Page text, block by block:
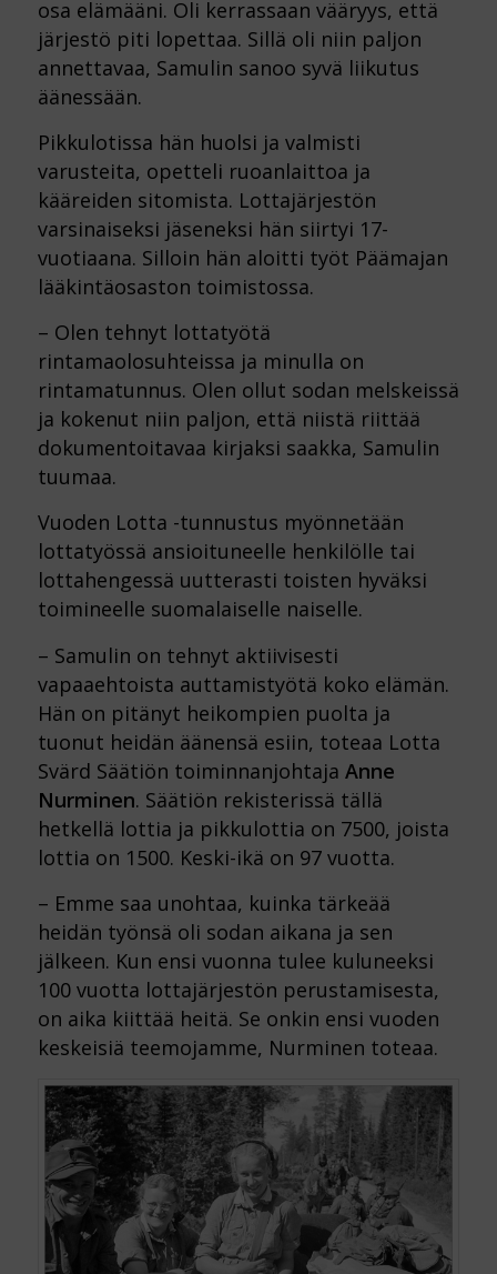
osa elämääni. Oli kerrassaan vääryys, että
järjestö piti lopettaa. Sillä oli niin paljon
annettavaa, Samulin sanoo syvä liikutus
äänessään.
Pikkulotissa hän huolsi ja valmisti
varusteita, opetteli ruoanlaittoa ja
kääreiden sitomista. Lottajärjestön
varsinaiseksi jäseneksi hän siirtyi 17-
vuotiaana. Silloin hän aloitti työt Päämajan
lääkintäosaston toimistossa.
– Olen tehnyt lottatyötä
rintamaolosuhteissa ja minulla on
rintamatunnus. Olen ollut sodan melskeissä
ja kokenut niin paljon, että niistä riittää
dokumentoitavaa kirjaksi saakka, Samulin
tuumaa.
Vuoden Lotta -tunnustus myönnetään
lottatyössä ansioituneelle henkilölle tai
lottahengessä uutterasti toisten hyväksi
toimineelle suomalaiselle naiselle.
– Samulin on tehnyt aktiivisesti
vapaaehtoista auttamistyötä koko elämän.
Hän on pitänyt heikompien puolta ja
tuonut heidän äänensä esiin, toteaa Lotta
Svärd Säätiön toiminnanjohtaja Anne
Nurminen. Säätiön rekisterissä tällä
hetkellä lottia ja pikkulottia on 7500, joista
lottia on 1500. Keski-ikä on 97 vuotta.
– Emme saa unohtaa, kuinka tärkeää
heidän työnsä oli sodan aikana ja sen
jälkeen. Kun ensi vuonna tulee kuluneeksi
100 vuotta lottajärjestön perustamisesta,
on aika kiittää heitä. Se onkin ensi vuoden
keskeisiä teemojamme, Nurminen toteaa.